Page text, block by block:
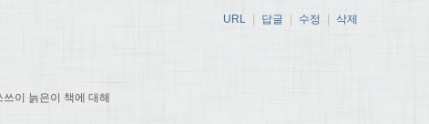
이 늙은이 책에 대해
URL | 답글 | 수정 | 삭제